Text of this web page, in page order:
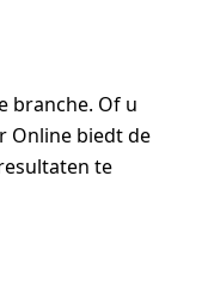
branche. Of u
Online biedt de
te